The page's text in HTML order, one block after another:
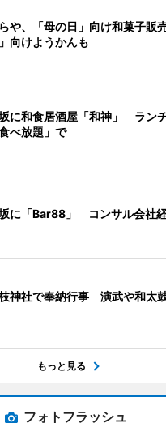
や、「母の日」向け和菓子
向けようかんも
に和食居酒屋「和神」 ラン
べ放題」で
に「Bar88」 コンサル会社
神社で奉納行事 演武や和太
もっと見る
フォトフラッシュ